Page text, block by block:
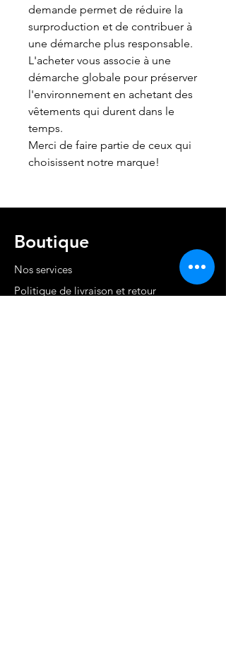
demande permet de réduire la
surproduction et de contribuer à
une démarche plus responsable.
L'acheter vous associe à une
démarche globale pour préserver
l'environnement en achetant des
vêtements qui durent dans le
temps.
Merci de faire partie de ceux qui
choisissent notre marque!
Boutique
Nos services
Politique de livraison et retour